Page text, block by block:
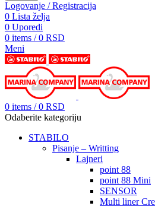
Logovanje / Registracija
0 Lista želja
0 Uporedi
0 items / 0 RSD
Meni
0 items / 0 RSD
Odaberite kategoriju
STABILO
Pisanje – Writting
Lajneri
point 88
point 88 Mini
SENSOR
Multi liner